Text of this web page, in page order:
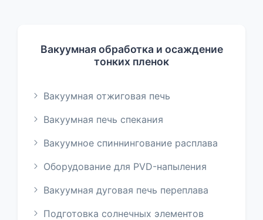
Вакуумная обработка и осаждение
тонких пленок
Вакуумная отжиговая печь
Вакуумная печь спекания
Вакуумное спиннингование расплава
Оборудование для PVD-напыления
Вакуумная дуговая печь переплава
Подготовка солнечных элементов